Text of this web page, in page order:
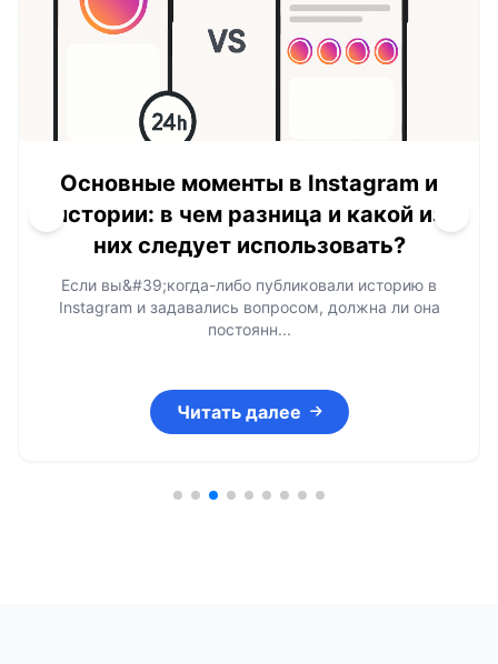
Основные моменты в Instagram и
истории: в чем разница и какой из
них следует использовать?
Если вы&#39;когда-либо публиковали историю в
Instagram и задавались вопросом, должна ли она
постоянн...
Читать далее